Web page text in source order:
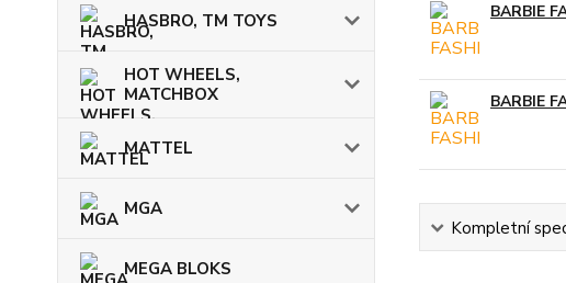
HASBRO, TM TOYS
HOT WHEELS,
MATCHBOX
MATTEL
MGA
MEGA BLOKS
BARBIE
BARBIE
Kompletní